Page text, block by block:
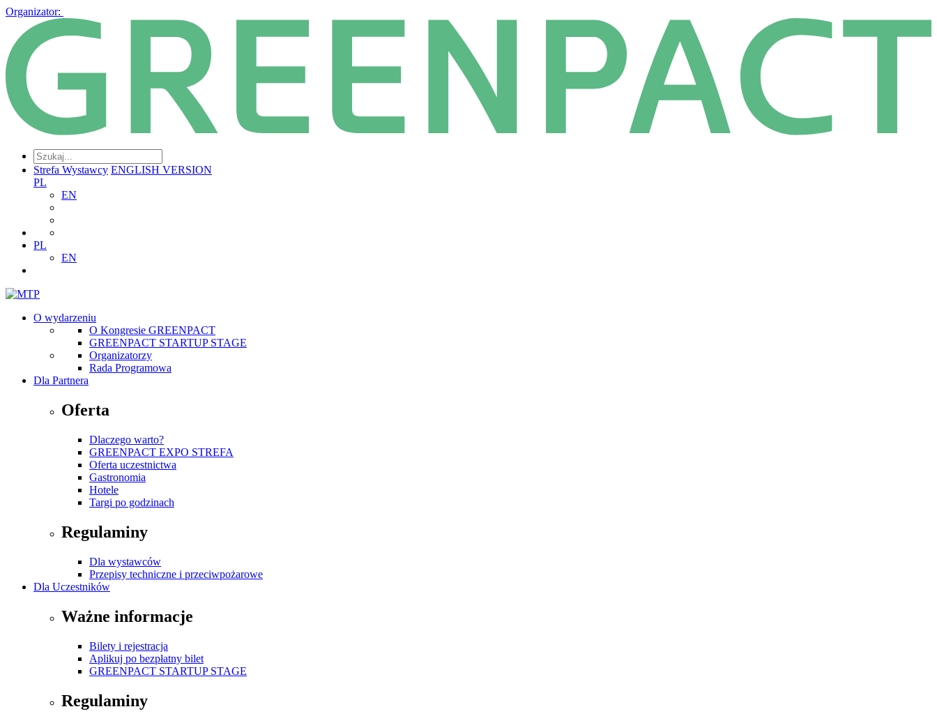
Organizator:
Strefa Wystawcy ENGLISH VERSION
PL
EN
PL
EN
O wydarzeniu
O Kongresie GREENPACT
GREENPACT STARTUP STAGE
Organizatorzy
Rada Programowa
Dla Partnera
Oferta
Dlaczego warto?
GREENPACT EXPO STREFA
Oferta uczestnictwa
Gastronomia
Hotele
Targi po godzinach
Regulaminy
Dla wystawców
Przepisy techniczne i przeciwpożarowe
Dla Uczestników
Ważne informacje
Bilety i rejestracja
Aplikuj po bezpłatny bilet
GREENPACT STARTUP STAGE
Regulaminy